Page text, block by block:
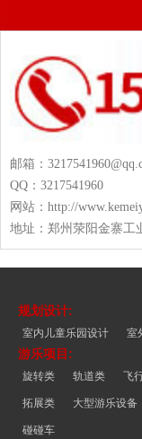
邮箱：
QQ：3217541960
网站：http://
地址：郑州荥阳金寨工
规划设计:
室内儿童乐园设计 室
游乐项目:
旋转类 轨道类 飞
拓展类 大型游乐设备
碰碰车